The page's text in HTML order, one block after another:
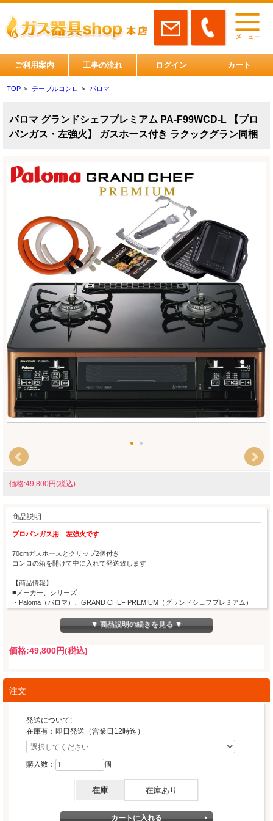
ご利用案内 工事の流れ ログイン カート
TOP > テーブルコンロ > パロマ
パロマ グランドシェフプレミアム PA-F99WCD-L 【プロ
パンガス・左強火】 ガスホース付き ラクックグラン同梱
価格:49,800円(税込)
商品説明
プロパンガス用 左強火です
70cmガスホースとクリップ2個付き
コンロの箱を開けて中に入れて発送致します
【商品情報】
■メーカー、シリーズ
・Paloma（パロマ）、GRAND CHEF PREMIUM（グランドシェフプレミアム）
PA-F99WCD-L：左強火力
■ガスの種類
■保証
・メーカー保証1年
・サイズ 幅595×奥行496×高さ183mm
・トッププレート素材 ハイパーガラスコートトップ
・カラー トップ：クリアパールブラック、フェイス：リッチブロンズ×ブラック
・ラクックグラン同梱（ブラック）
・グリル 水無し両面焼き 遠赤外線グリル ワイドグリル※ラクックグラン使用
・高温炒め機能、コンロ調理タイマー、温度キープ機能、炊飯/おかゆ、煮込み機
▼ 商品説明の続きを見る ▼
価格:49,800円(税込)
注文
発送について:
在庫有：即日発送（営業日12時迄）
購入数： 個
在庫 在庫あり